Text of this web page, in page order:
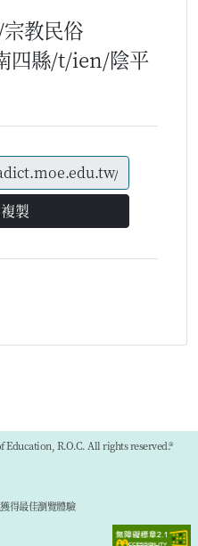
教民俗
四縣/t/ien/陰平
複製
Education, R.O.C. All rights reserved.®
得最佳瀏覽體驗